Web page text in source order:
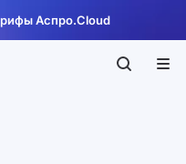
Аспро.Cloud